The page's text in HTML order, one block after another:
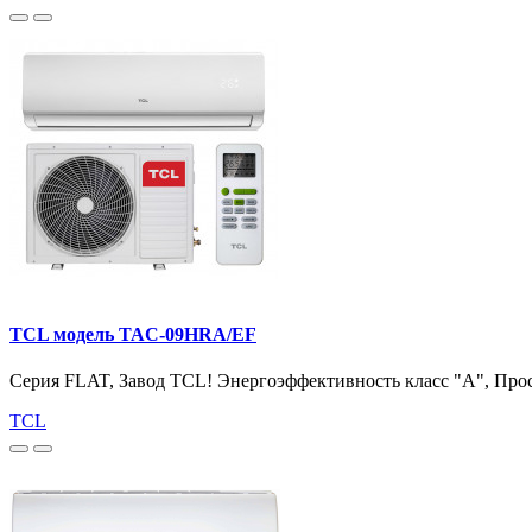
TCL модель TAC-09HRA/EF
Серия FLAT, Завод TCL! Энергоэффективность класс "А",
TCL